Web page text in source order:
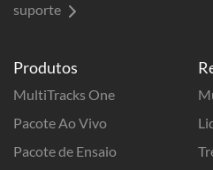
Produtos
MultiTracks One
Pacote Ao Vivo
Pacote de Ensaio
suporte